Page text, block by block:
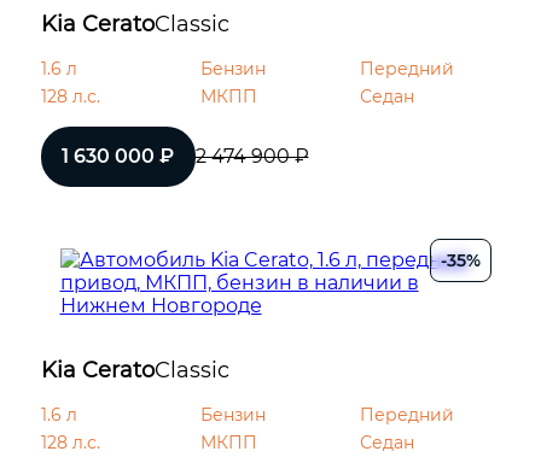
Kia CeratoClassic
1.6 л Бензин
Передний
128 л.с.
МКПП Седан
1 630 000 ₽ 2 474 900 ₽
-35%
Kia CeratoClassic
1.6 л Бензин
Передний
128 л.с.
МКПП Седан